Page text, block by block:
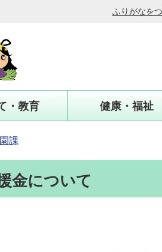
ふりがなを
・教育 健康・福祉
課
金について